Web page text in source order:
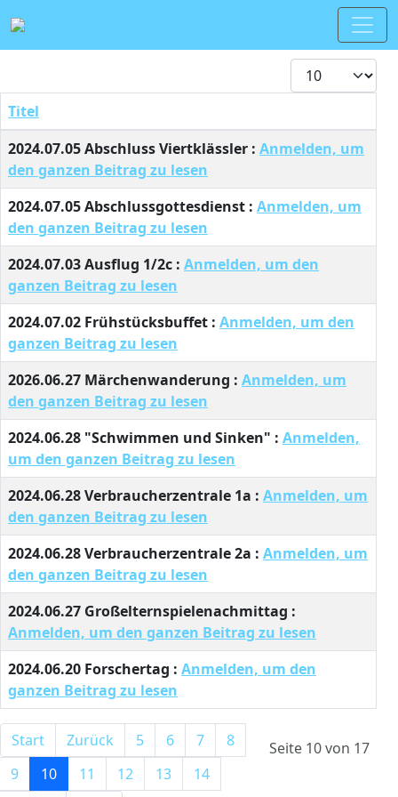
Anzeige #
Beiträge
Titel
2024.07.05 Abschluss Viertklässler : Anmelden, um
den ganzen Beitrag zu lesen
2024.07.05 Abschlussgottesdienst : Anmelden, um
den ganzen Beitrag zu lesen
2024.07.03 Ausflug 1/2c : Anmelden, um den
ganzen Beitrag zu lesen
2024.07.02 Frühstücksbuffet : Anmelden, um den
ganzen Beitrag zu lesen
2026.06.27 Märchenwanderung : Anmelden, um
den ganzen Beitrag zu lesen
2024.06.28 "Schwimmen und Sinken" : Anmelden,
um den ganzen Beitrag zu lesen
2024.06.28 Verbraucherzentrale 1a : Anmelden, um
den ganzen Beitrag zu lesen
2024.06.28 Verbraucherzentrale 2a : Anmelden, um
den ganzen Beitrag zu lesen
2024.06.27 Großelternspielenachmittag :
Anmelden, um den ganzen Beitrag zu lesen
2024.06.20 Forschertag : Anmelden, um den
ganzen Beitrag zu lesen
Seite 10 von 17
Start Zurück 5 6 7
8
9
10 11 12 13 14